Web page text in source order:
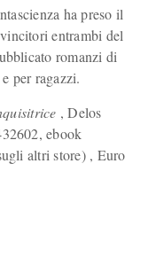
ha preso il
entrambi del
romanzi di
per ragazzi.
, Delos
ebook
altri store) , Euro